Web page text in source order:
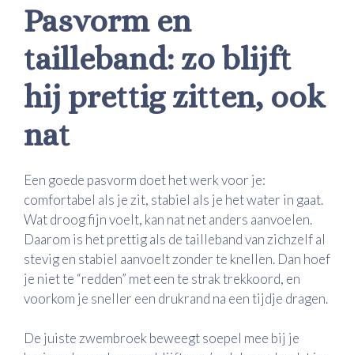
Pasvorm en
tailleband: zo blijft
hij prettig zitten, ook
nat
Een goede pasvorm doet het werk voor je:
comfortabel als je zit, stabiel als je het water in gaat.
Wat droog fijn voelt, kan nat net anders aanvoelen.
Daarom is het prettig als de tailleband van zichzelf al
stevig en stabiel aanvoelt zonder te knellen. Dan hoef
je niet te “redden” met een te strak trekkoord, en
voorkom je sneller een drukrand na een tijdje dragen.
De juiste zwembroek beweegt soepel mee bij je